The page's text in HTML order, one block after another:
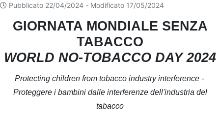
Pubblicato 22/04/2024 - Modificato 17/05/2024
GIORNATA MONDIALE SENZA
TABACCO
WORLD NO-TOBACCO DAY 2024
Protecting children from tobacco industry interference -
Proteggere i bambini dalle interferenze dell'industria del
tabacco